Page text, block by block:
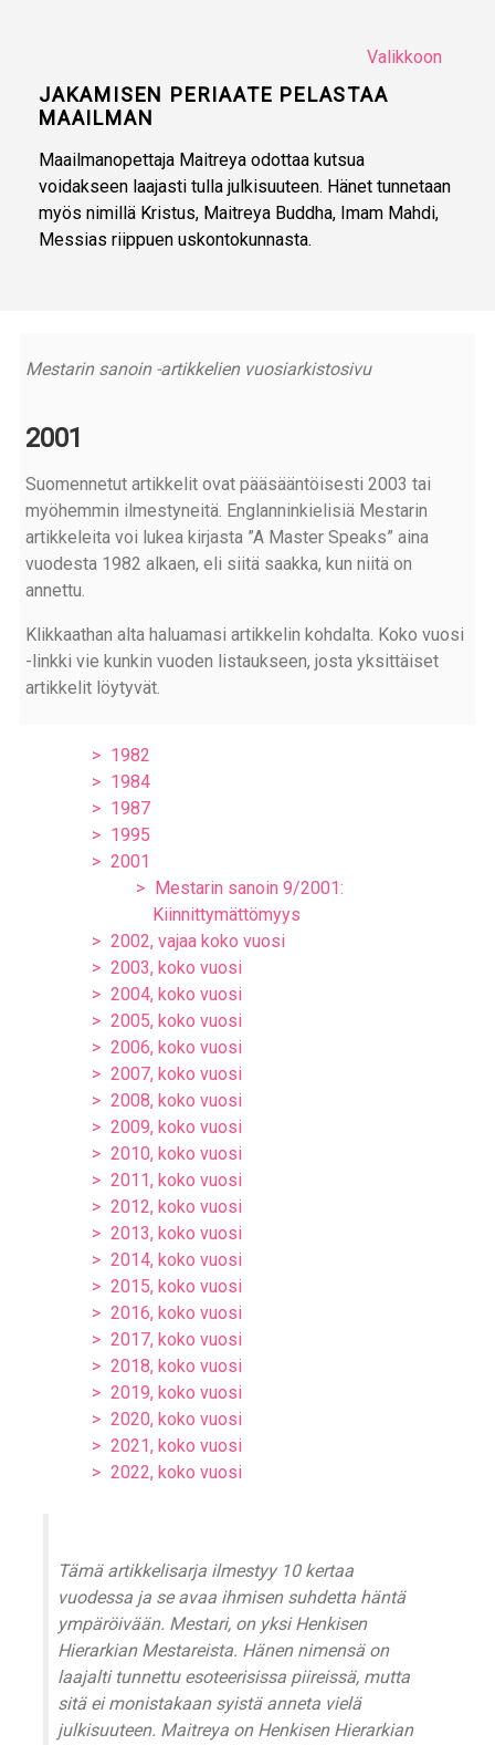
Valikkoon
JAKAMISEN PERIAATE PELASTAA
MAAILMAN
Maailmanopettaja Maitreya odottaa kutsua
voidakseen laajasti tulla julkisuuteen. Hänet tunnetaan
myös nimillä Kristus, Maitreya Buddha, Imam Mahdi,
Messias riippuen uskontokunnasta.
Mestarin sanoin -artikkelien vuosiarkistosivu
2001
Suomennetut artikkelit ovat pääsääntöisesti 2003 tai
myöhemmin ilmestyneitä. Englanninkielisiä Mestarin
artikkeleita voi lukea kirjasta ”A Master Speaks” aina
vuodesta 1982 alkaen, eli siitä saakka, kun niitä on
annettu.
Klikkaathan alta haluamasi artikkelin kohdalta. Koko vuosi
-linkki vie kunkin vuoden listaukseen, josta yksittäiset
artikkelit löytyvät.
1982
1984
1987
1995
2001
Mestarin sanoin 9/2001:
Kiinnittymättömyys
2002, vajaa koko vuosi
2003, koko vuosi
2004, koko vuosi
2005, koko vuosi
2006, koko vuosi
2007, koko vuosi
2008, koko vuosi
2009, koko vuosi
2010, koko vuosi
2011, koko vuosi
2012, koko vuosi
2013, koko vuosi
2014, koko vuosi
2015, koko vuosi
2016, koko vuosi
2017, koko vuosi
2018, koko vuosi
2019, koko vuosi
2020, koko vuosi
2021, koko vuosi
2022, koko vuosi
Tämä artikkelisarja ilmestyy 10 kertaa
vuodessa ja se avaa ihmisen suhdetta häntä
ympäröivään. Mestari, on yksi Henkisen
Hierarkian Mestareista. Hänen nimensä on
laajalti tunnettu esoteerisissa piireissä, mutta
sitä ei monistakaan syistä anneta vielä
julkisuuteen. Maitreya on Henkisen Hierarkian